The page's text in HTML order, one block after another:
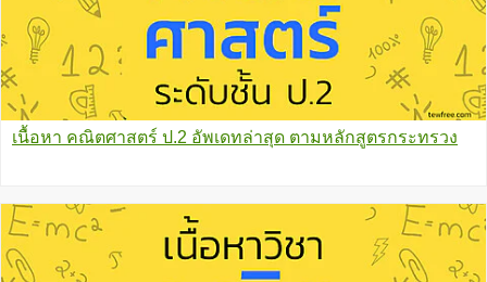
เนื้อหา คณิตศาสตร์ ป.2 อัพเดทล่าสุด ตามหลักสูตรกระทรวง